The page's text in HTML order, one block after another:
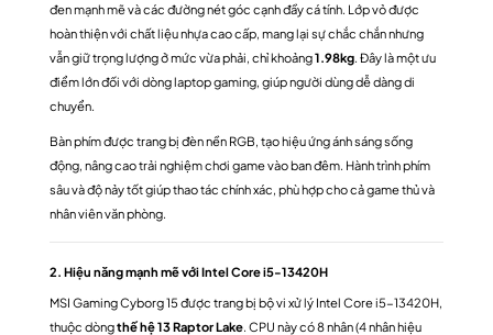
đen mạnh mẽ và các đường nét góc cạnh đầy cá tính. Lớp vỏ được
hoàn thiện với chất liệu nhựa cao cấp, mang lại sự chắc chắn nhưng
vẫn giữ trọng lượng ở mức vừa phải, chỉ khoảng1.98kg. Đây là một ưu
điểm lớn đối với dòng laptop gaming, giúp người dùng dễ dàng di
chuyển.
Bàn phím được trang bị đèn nền RGB, tạo hiệu ứng ánh sáng sống
động, nâng cao trải nghiệm chơi game vào ban đêm. Hành trình phím
sâu và độ nảy tốt giúp thao tác chính xác, phù hợp cho cả game thủ và
nhân viên văn phòng.
2. Hiệu năng mạnh mẽ với Intel Core i5-13420H
MSI Gaming Cyborg 15 được trang bị bộ vi xử lý Intel Core i5-13420H,
thuộc dòngthế hệ 13 Raptor Lake. CPU này có 8 nhân (4 nhân hiệu